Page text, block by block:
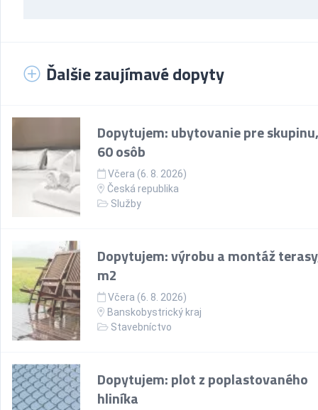
Ďalšie zaujímavé dopyty
Dopytujem: ubytovanie pre
60 osôb
Včera (6. 8. 2026)
Česká republika
Služby
Dopytujem: výrobu a montáž
m2
Včera (6. 8. 2026)
Banskobystrický kraj
Stavebníctvo
Dopytujem: plot z poplastovaného
hliníka